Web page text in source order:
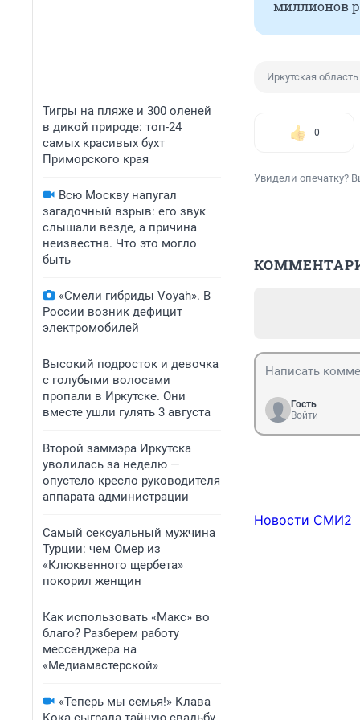
Тигры на пляже и 300 оленей
в дикой природе: топ-24
самых красивых бухт
Приморского края
Всю Москву напугал
загадочный взрыв: его звук
слышали везде, а причина
неизвестна. Что это могло
быть
«Смели гибриды Voyah». В
России возник дефицит
электромобилей
Высокий подросток и девочка
с голубыми волосами
пропали в Иркутске. Они
вместе ушли гулять 3 августа
Второй заммэра Иркутска
уволилась за неделю —
опустело кресло руководителя
аппарата администрации
Самый сексуальный мужчина
Турции: чем Омер из
«Клюквенного щербета»
покорил женщин
Как использовать «Макс» во
благо? Разберем работу
мессенджера на
«Медиамастерской»
«Теперь мы семья!» Клава
миллионов
Иркутская область
0
Увидели опечатку?
Гость
Войти
Новости СМИ2